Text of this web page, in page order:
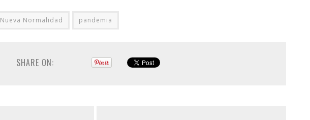
Nueva Normalidad pandemia
SHARE ON: